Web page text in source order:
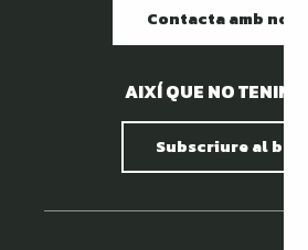
Contacta amb
AIXÍ QUE NO TENIM
Subscriure al